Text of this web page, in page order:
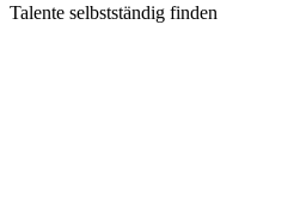
Talente selbstständig finden